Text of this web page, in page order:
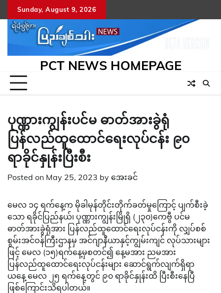
to
content
Sunday, August 9, 2026
PCT NEWS HOMEPAGE
ပုဏ္ဏားကျွန်းပင်မ ဓာတ်အားခွဲရုံ
ပြန်လည်ထူထောင်ရေးလုပ်ငန်း ၉၀
ရာခိုင်နှုန်းပြီးစီး
Posted on May 25, 2023 by အေးခင်
မေလ ၁၄ ရက်နေ့က မိုခါမုန်တိုင်းတိုက်ခတ်မှုကြောင့် ပျက်စီးခဲ့
သော ရခိုင်ပြည်နယ်၊ ပုဏ္ဏားကျွန်းမြိုရှိ (၂၃၀)ကေဗွီ ပင်မ
ဓာတ်အားခွဲရုံအား ပြန်လည်ထူထောင်ရေးလုပ်ငန်းကို လျှပ်စစ်
စွမ်းအင်ဝန်ကြီးဌာနမှ အင်ဂျာနီယာနှင့်ကျွမ်းကျင် လုပ်သားများ
ဖြင့် မေလ (၁၅)ရက်နေ့မှစတင်၍ နေ့မအား ညမအား
ပြန်လည်ထူထောင်ရေးလုပ်ငန်းများ ဆောင်ရွက်လျက်ရှိရာ
ယနေ့ မေလ ၂၅ ရက်နေ့တွင် ၉၀ ရာခိုင်နှုန်းထိ ပြီးစီးနေပြီ
ဖြစ်ကြောင်းသိရပါတယ်။